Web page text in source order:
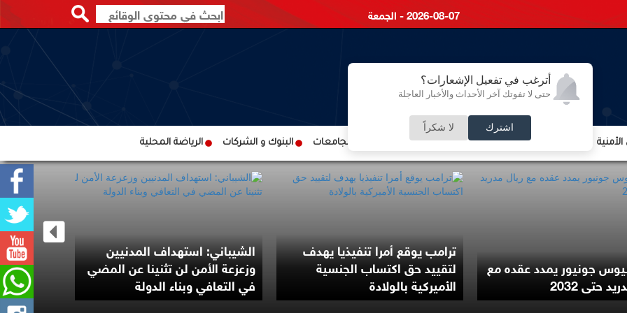
أترغب في تفعيل الإشعارات؟
حتى لا تفوتك آخر الأحداث والأخبار العاجلة
اشترك لا شكراً
2026-08-07 - الجمعة
الشؤون الإقتصادية الشؤون البرلمانية التعليم والجامعات البنوك و الشركات الرياضة المحلية
جونيور يمدد عقده مع
حتى 2032
ترامب يوقع أمرا تنفيذيا يهدف
لتقييد حق اكتساب الجنسية
الأميركية بالولادة
الشيباني: استهداف المدنيين
وزعزعة الأمن لن تثنينا عن المضي
في التعافي وبناء الدولة
ماسك
.. ولا